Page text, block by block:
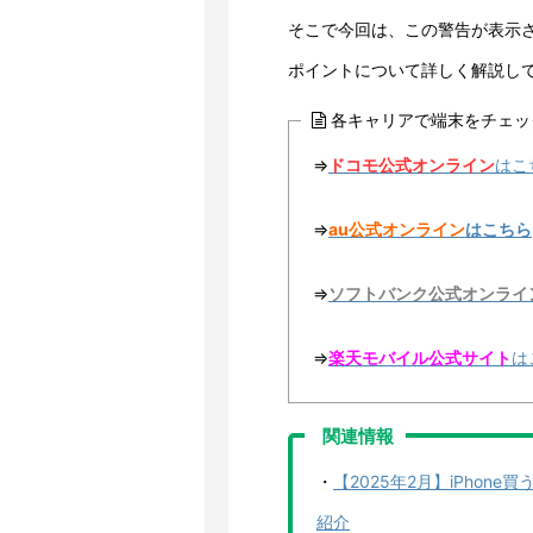
そこで今回は、この警告が表示
ポイントについて詳しく解説し
各キャリアで端末をチェ
⇒ ドコモ公式オンラインはこ
⇒au公式オンラインはこちら
⇒ソフトバンク公式オンライ
⇒楽天モバイル公式サイトは
関連情報
・
【2025年2月】iPhone買
紹介